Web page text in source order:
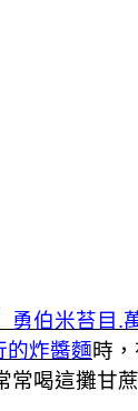
勇伯米苔目
的炸醬麵時
喝這攤甘